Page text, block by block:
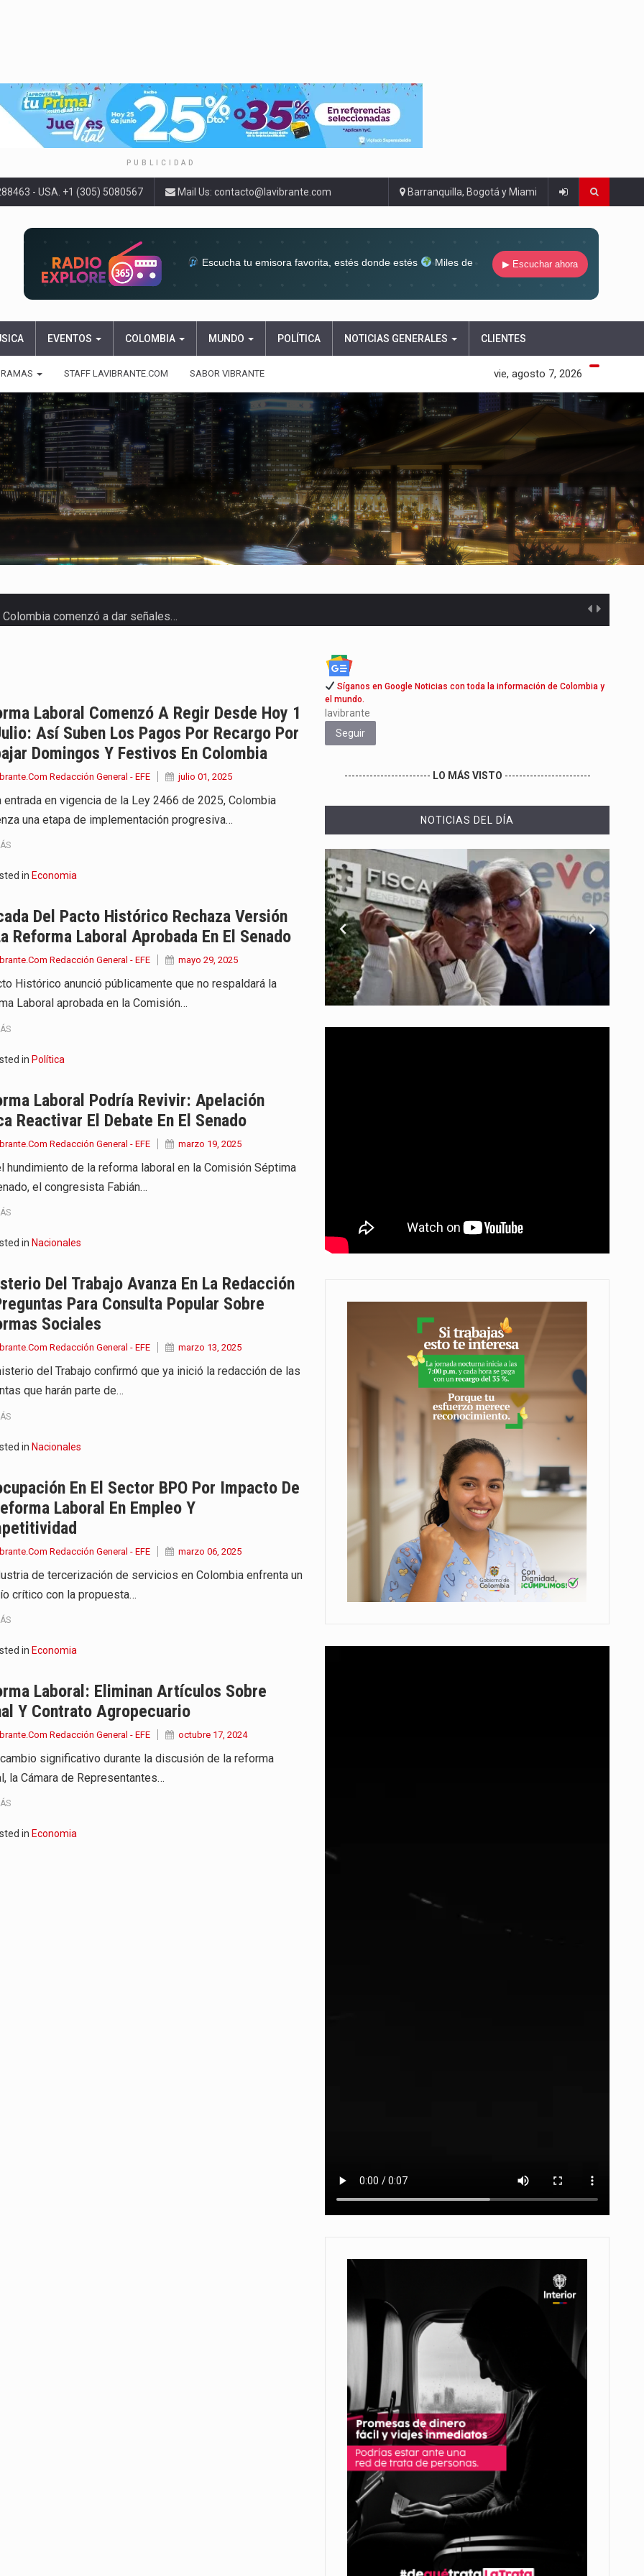
PUBLICIDAD
- USA. +1 (305) 5080567 Mail Us: contacto@lavibrante.com Barranquilla, Bogotá y Miami
Escucha tu emisora favorita, estés donde estés
Miles de
▶ Escuchar ahora
EVENTOS COLOMBIA MUNDO POLÍTICA NOTICIAS GENERALES CLIENTES
STAFF LAVIBRANTE.COM SABOR VIBRANTE vie, agosto 7, 2026
comenzó a dar señales…
el próximo 16 de…
el equipo de…
marcha un amplio plan…
con condiciones de…
en MT4 es…
como una de las grandes figuras…
vuelve a sorprender a sus seguidores…
Arley Acosta Pico,…
Laboral Comenzó A Regir Desde Hoy 1
Así Suben Los Pagos Por Recargo Por
Domingos Y Festivos En Colombia
Redacción General - EFE julio 01, 2025
entrada en vigencia de la Ley 2466 de 2025, Colombia
una etapa de implementación progresiva…
in Economia
Del Pacto Histórico Rechaza Versión
Reforma Laboral Aprobada En El Senado
Redacción General - EFE mayo 29, 2025
Histórico anunció públicamente que no respaldará la
Laboral aprobada en la Comisión…
in Política
Laboral Podría Revivir: Apelación
Reactivar El Debate En El Senado
Redacción General - EFE marzo 19, 2025
hundimiento de la reforma laboral en la Comisión Séptima
el congresista Fabián…
in Nacionales
Del Trabajo Avanza En La Redacción
Para Consulta Popular Sobre
Sociales
Redacción General - EFE marzo 13, 2025
del Trabajo confirmó que ya inició la redacción de las
que harán parte de…
in Nacionales
En El Sector BPO Por Impacto De
Laboral En Empleo Y
Redacción General - EFE marzo 06, 2025
de tercerización de servicios en Colombia enfrenta un
crítico con la propuesta…
in Economia
Laboral: Eliminan Artículos Sobre
Y Contrato Agropecuario
Redacción General - EFE octubre 17, 2024
cambio significativo durante la discusión de la reforma
la Cámara de Representantes…
in Economia
Síganos en Google Noticias con toda la información de Colombia y
el mundo.
lavibrante
Seguir
------------------------ LO MÁS VISTO ------------------------
NOTICIAS DEL DÍA